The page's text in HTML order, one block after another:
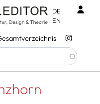
DE
EN
Prinzhorn